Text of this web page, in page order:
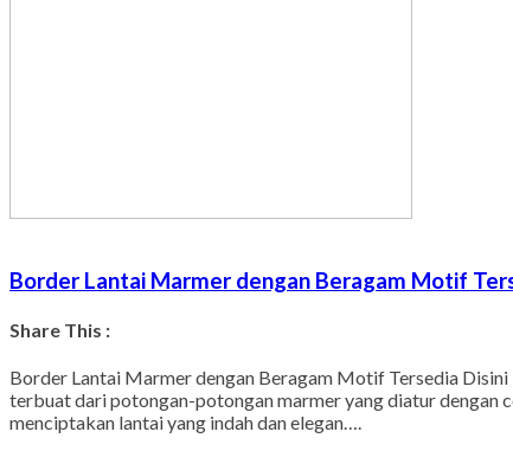
Border Lantai Marmer dengan Beragam Motif
Share This :
Border Lantai Marmer dengan Beragam Motif Tersedia
terbuat dari potongan-potongan marmer yang diatur dengan
menciptakan lantai yang indah dan elegan….